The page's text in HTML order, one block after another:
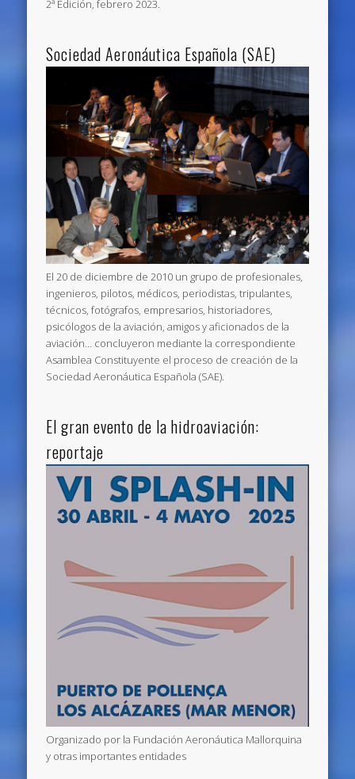
2ª Edición, febrero 2023.
Sociedad Aeronáutica Española (SAE)
El 20 de diciembre de 2010 un grupo de profesionales,
ingenieros, pilotos, médicos, periodistas, tripulantes,
técnicos, fotógrafos, empresarios, historiadores,
psicólogos de la aviación, amigos y aficionados de la
aviación… concluyeron mediante la correspondiente
Asamblea Constituyente el proceso de creación de la
Sociedad Aeronáutica Española (SAE).
El gran evento de la hidroaviación:
reportaje
Organizado por la Fundación Aeronáutica Mallorquina
y otras importantes entidades